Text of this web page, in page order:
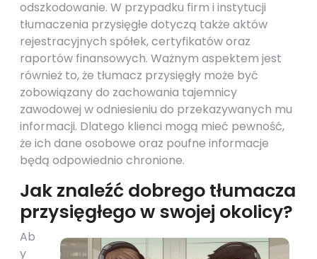
odszkodowanie. W przypadku firm i instytucji
tłumaczenia przysięgłe dotyczą także aktów
rejestracyjnych spółek, certyfikatów oraz
raportów finansowych. Ważnym aspektem jest
również to, że tłumacz przysięgły może być
zobowiązany do zachowania tajemnicy
zawodowej w odniesieniu do przekazywanych mu
informacji. Dlatego klienci mogą mieć pewność,
że ich dane osobowe oraz poufne informacje
będą odpowiednio chronione.
Jak znaleźć dobrego tłumacza
przysięgłego w swojej okolicy?
Ab
y